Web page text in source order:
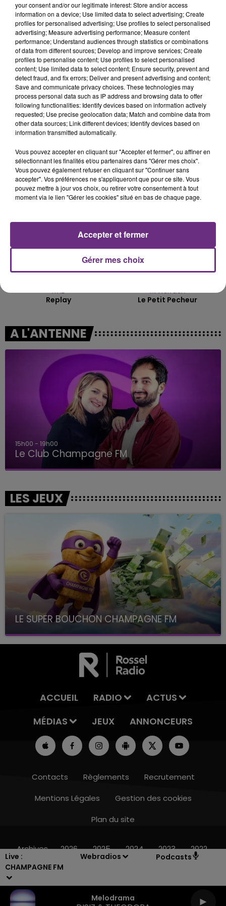
Live :
CHAMPAGNE FM
Webradios Podcasts
Melodrama
l'inspection du Travail en profite pour rappeler
les conditions de...
TITRES DIFFUSÉS
6h52
6h52
Melodrama
6h46
6h46
Hate That I Made You Love
Me
6h43
6h43
IYAZ
Replay
6h40
6h40
MANON LISA
Le Petit Pecheur
A L'ANTENNE
15h00 - 19h00
Le Club Champagne FM
LES JEUX
LE SUPER BOUCHON CHAMPAGNE FM
avec La Famille Champagne FM, à 8H10
ACCUEIL RADIO
ACTUS
MÉDIAS
JEUX ANNONCEURS
Contacts Règlements
Recrutement
Mentions Légales
Gestion des cookies
Plan du site
Archives 2026 2025 2024 2023 2022
your consent and/or our legitimate interest: Store and/or access
information on a device; Use limited data to select advertising; Create
profiles for personalised advertising; Use profiles to select personalised
advertising; Measure advertising performance; Measure content
performance; Understand audiences through statistics or combinations
of data from different sources; Develop and improve services; Create
profiles to personalise content; Use profiles to select personalised
content; Use limited data to select content; Ensure security, prevent and
detect fraud, and fix errors; Deliver and present advertising and content;
Save and communicate privacy choices. These technologies may
process personal data such as IP address and browsing data to offer
following functionalities: Identify devices based on information actively
requested; Use precise geolocation data; Match and combine data from
other data sources; Link different devices; Identify devices based on
information transmitted automatically.
Vous pouvez accepter en cliquant sur "Accepter et fermer", ou affiner en
sélectionnant les finalités et/ou partenaires dans "Gérer mes choix".
Vous pouvez également refuser en cliquant sur "Continuer sans
accepter". Vos préférences ne s'appliqueront que pour ce site. Vous
pouvez mettre à jour vos choix, ou retirer votre consentement à tout
moment via le lien "Gérer les cookies" situé en bas de chaque page.
Gérer mes choix
Accepter et fermer